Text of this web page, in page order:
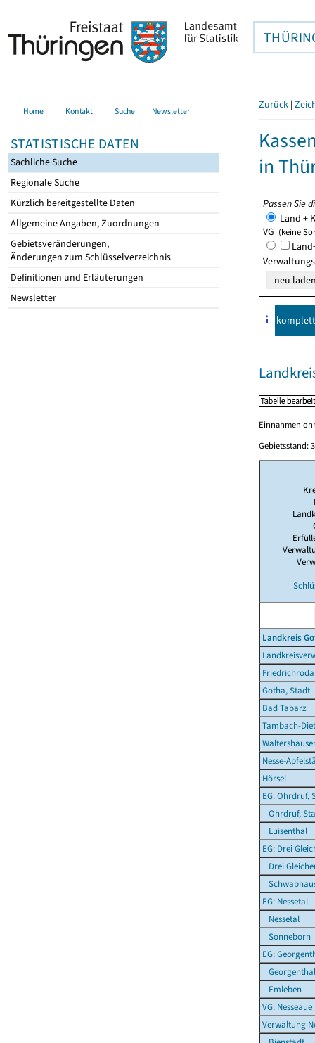
Home Kontakt Suche Newsletter
STATISTISCHE DATEN
Sachliche Suche
Regionale Suche
Kürzlich bereitgestellte Daten
Allgemeine Angaben, Zuordnungen
Gebietsveränderungen,
Änderungen zum Schlüsselverzeichnis
Definitionen und Erläuterungen
Newsletter
Zurück |
in
Passen Sie
Land +
VG (keine
komplett
Einnahmen
Gebietsstand:
Landkreis
Gotha, Stadt
Bad Tabarz
Tambach-
Nesse-
Hörsel
EG: Ohrdruf,
Ohrdruf,
Luisenthal
EG: Drei
Drei
EG: Nessetal
Nessetal
Sonneborn
EG:
Georgenthal
Emleben
VG: Nesseaue
Verwaltung